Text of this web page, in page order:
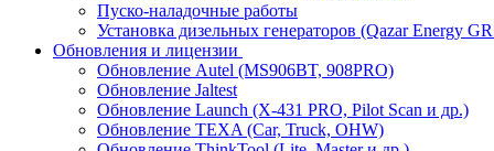
Пуско-наладочные работы
Установка дизельных генераторов (Qazar Energy
Обновления и лицензии
Обновление Autel (MS906BT, 908PRO)
Обновление Jaltest
Обновление Launch (X-431 PRO, Pilot Scan и др.)
Обновление TEXA (Car, Truck, OHW)